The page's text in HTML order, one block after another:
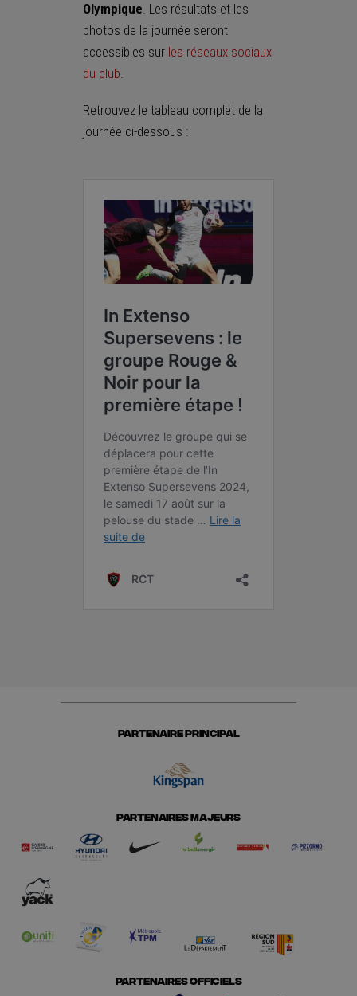
Olympique. Les résultats et les
photos de la journée seront
accessibles sur les réseaux sociaux
du club.
Retrouvez le tableau complet de la
journée ci-dessous :
PARTENAIRE PRINCIPAL
PARTENAIRES MAJEURS
PARTENAIRES OFFICIELS